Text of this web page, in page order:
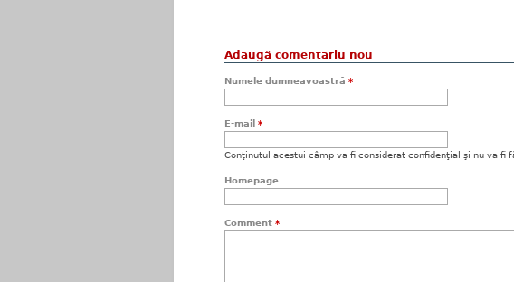
Adaugă comentariu nou
Numele dumneavoastră *
E-mail *
Conţinutul acestui câmp va fi considerat confidenţial şi nu va fi
Homepage
Comment *